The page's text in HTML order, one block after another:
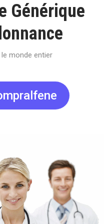
Générique
monde entier